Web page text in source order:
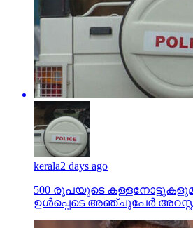
kerala2 days ago
500 രൂപയുടെ
ഉള്‍പ്പെടെ അഞ്ചുപേര്‍